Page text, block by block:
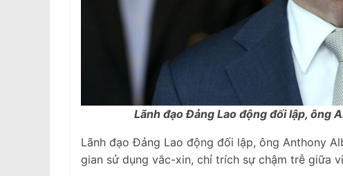
Lãnh đạo Đảng Lao động đối lập, ông
Lãnh đạo Đảng Lao động đối lập, ông Anthony
gian sử dụng vắc-xin, chỉ trích sự chậm trễ giữa